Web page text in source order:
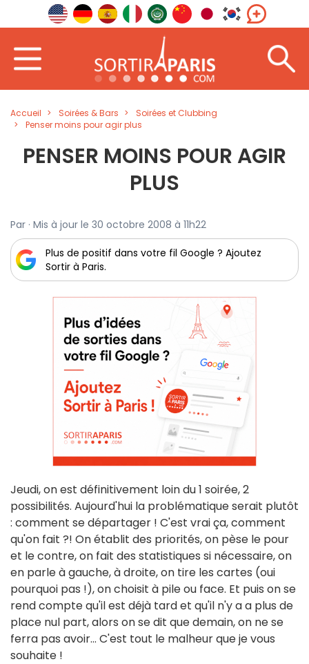
Accueil Soirées & Bars
Soirées et Clubbing
Penser moins pour agir plus
PENSER MOINS POUR AGIR
PLUS
Par · Mis à jour le 30 octobre 2008 à 11h22
Plus de positif dans votre fil Google ? Ajoutez
Sortir à Paris.
Jeudi, on est définitivement loin du 1 soirée, 2
possibilités. Aujourd'hui la problématique serait plutôt
: comment se départager ! C'est vrai ça, comment
qu'on fait ?! On établit des priorités, on pèse le pour
et le contre, on fait des statistiques si nécessaire, on
en parle à gauche, à droite, on tire les cartes (oui
pourquoi pas !), on choisit à pile ou face. Et puis on se
rend compte qu'il est déjà tard et qu'il n'y a a plus de
place nul part, alors on se dit que demain, on ne se
ferra pas avoir... C'est tout le malheur que je vous
souhaite !